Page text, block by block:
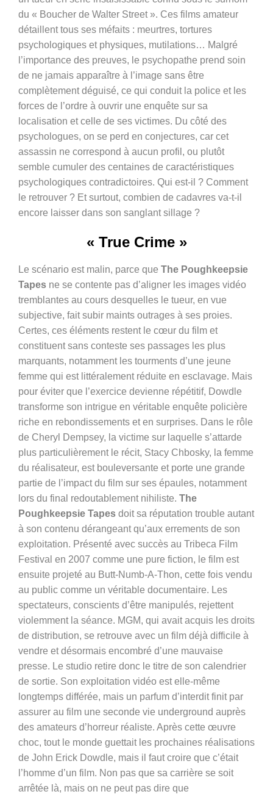
du « Boucher de Walter Street ». Ces films amateur
détaillent tous ses méfaits : meurtres, tortures
psychologiques et physiques, mutilations… Malgré
l’importance des preuves, le psychopathe prend soin
de ne jamais apparaître à l’image sans être
complètement déguisé, ce qui conduit la police et les
forces de l’ordre à ouvrir une enquête sur sa
localisation et celle de ses victimes. Du côté des
psychologues, on se perd en conjectures, car cet
assassin ne correspond à aucun profil, ou plutôt
semble cumuler des centaines de caractéristiques
psychologiques contradictoires. Qui est-il ? Comment
le retrouver ? Et surtout, combien de cadavres va-t-il
encore laisser dans son sanglant sillage ?
« True Crime »
Le scénario est malin, parce que The Poughkeepsie
Tapes ne se contente pas d’aligner les images vidéo
tremblantes au cours desquelles le tueur, en vue
subjective, fait subir maints outrages à ses proies.
Certes, ces éléments restent le cœur du film et
constituent sans conteste ses passages les plus
marquants, notamment les tourments d’une jeune
femme qui est littéralement réduite en esclavage. Mais
pour éviter que l’exercice devienne répétitif, Dowdle
transforme son intrigue en véritable enquête policière
riche en rebondissements et en surprises. Dans le rôle
de Cheryl Dempsey, la victime sur laquelle s’attarde
plus particulièrement le récit, Stacy Chbosky, la femme
du réalisateur, est bouleversante et porte une grande
partie de l’impact du film sur ses épaules, notamment
lors du final redoutablement nihiliste. The
Poughkeepsie Tapes doit sa réputation trouble autant
à son contenu dérangeant qu’aux errements de son
exploitation. Présenté avec succès au Tribeca Film
Festival en 2007 comme une pure fiction, le film est
ensuite projeté au Butt-Numb-A-Thon, cette fois vendu
au public comme un véritable documentaire. Les
spectateurs, conscients d’être manipulés, rejettent
violemment la séance. MGM, qui avait acquis les droits
de distribution, se retrouve avec un film déjà difficile à
vendre et désormais encombré d’une mauvaise
presse. Le studio retire donc le titre de son calendrier
de sortie. Son exploitation vidéo est elle-même
longtemps différée, mais un parfum d’interdit finit par
assurer au film une seconde vie underground auprès
des amateurs d’horreur réaliste. Après cette œuvre
choc, tout le monde guettait les prochaines réalisations
de John Erick Dowdle, mais il faut croire que c’était
l’homme d’un film. Non pas que sa carrière se soit
arrêtée là, mais on ne peut pas dire que